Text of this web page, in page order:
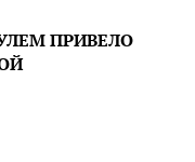
ПРИВЕЛО